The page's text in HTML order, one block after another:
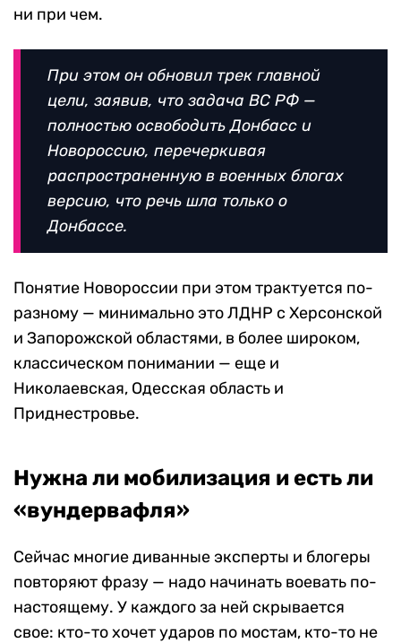
ни при чем.
При этом он обновил трек главной
цели, заявив, что задача ВС РФ —
полностью освободить Донбасс и
Новороссию, перечеркивая
распространенную в военных блогах
версию, что речь шла только о
Донбассе.
Понятие Новороссии при этом трактуется по-
разному — минимально это ЛДНР с Херсонской
и Запорожской областями, в более широком,
классическом понимании — еще и
Николаевская, Одесская область и
Приднестровье.
Нужна ли мобилизация и есть ли
«вундервафля»
Сейчас многие диванные эксперты и блогеры
повторяют фразу — надо начинать воевать по-
настоящему. У каждого за ней скрывается
свое: кто-то хочет ударов по мостам, кто-то не